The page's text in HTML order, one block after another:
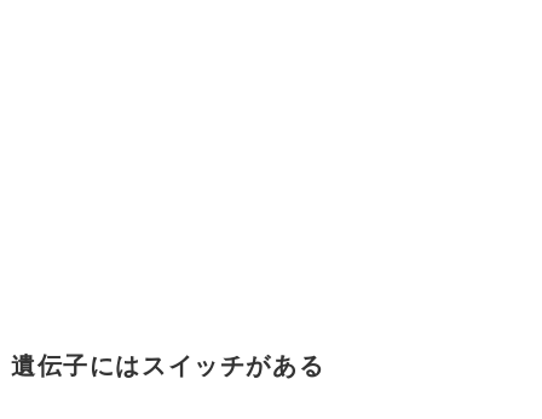
遺伝子にはスイッチがある